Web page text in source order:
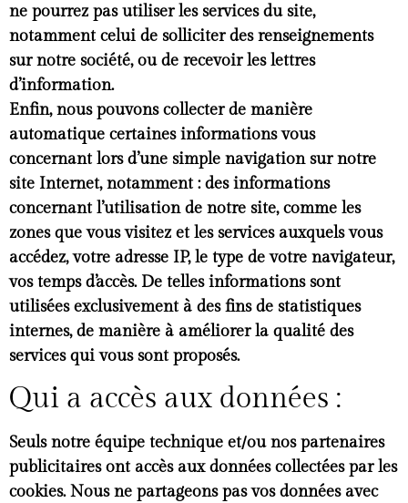
ne pourrez pas utiliser les services du site,
notamment celui de solliciter des renseignements
sur notre société, ou de recevoir les lettres
d’information.
Enfin, nous pouvons collecter de manière
automatique certaines informations vous
concernant lors d’une simple navigation sur notre
site Internet, notamment : des informations
concernant l’utilisation de notre site, comme les
zones que vous visitez et les services auxquels vous
accédez, votre adresse IP, le type de votre navigateur,
vos temps d’accès. De telles informations sont
utilisées exclusivement à des fins de statistiques
internes, de manière à améliorer la qualité des
services qui vous sont proposés.
Qui a accès aux données :
Seuls notre équipe technique et/ou nos partenaires
publicitaires ont accès aux données collectées par les
cookies. Nous ne partageons pas vos données avec